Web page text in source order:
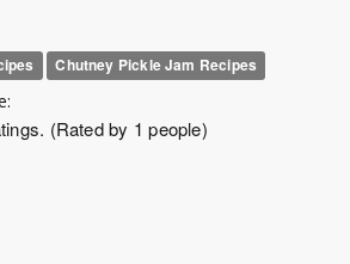
Chutney Pickle Jam Recipes
(Rated by 1 people)